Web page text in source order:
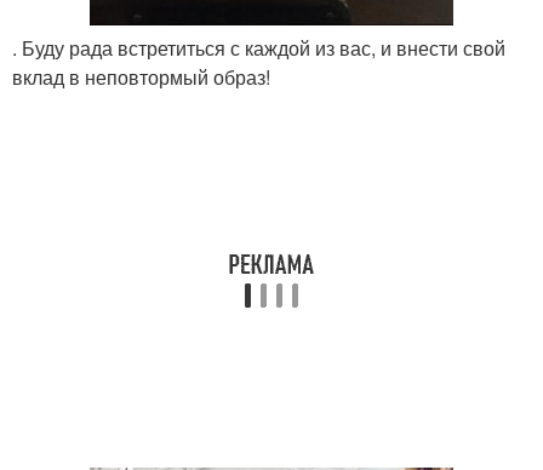
. Буду рада встретиться с каждой из вас, и внести свой
вклад в неповтормый образ!